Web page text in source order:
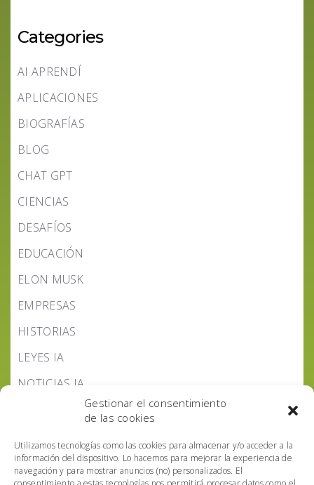
Gestionar el consentimiento
de las cookies
Utilizamos tecnologías como las cookies para almacenar y/o acceder a la
información del dispositivo. Lo hacemos para mejorar la experiencia de
navegación y para mostrar anuncios (no) personalizados. El
Categories
AI APRENDÍ
APLICACIONES
BIOGRAFÍAS
BLOG
CHAT GPT
CIENCIAS
DESAFÍOS
EDUCACIÓN
ELON MUSK
EMPRESAS
HISTORIAS
LEYES IA
NOTICIAS IA
PODCAST IA HOY